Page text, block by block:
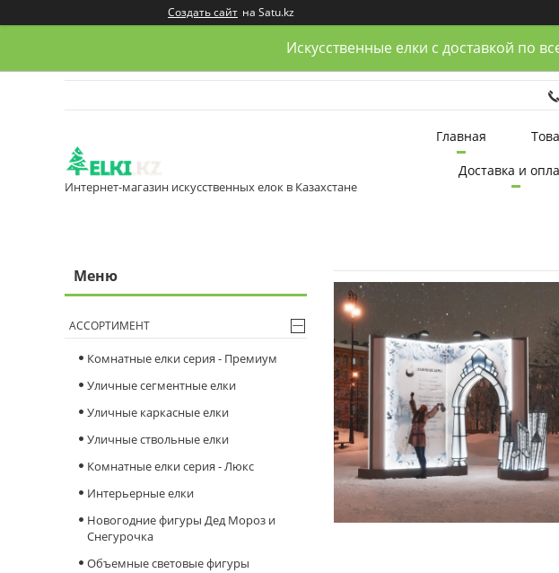
Создать сайт на Satu.kz
Искусственные елки с доставкой по
Интернет-магазин искусственных елок в Казахстане
Главная
Доставка и
АССОРТИМЕНТ
Комнатные елки серия - Премиум
Уличные сегментные елки
Уличные каркасные елки
Уличные ствольные елки
Комнатные елки серия - Люкс
Интерьерные елки
Новогодние фигуры Дед Мороз и
Снегурочка
Объемные световые фигуры